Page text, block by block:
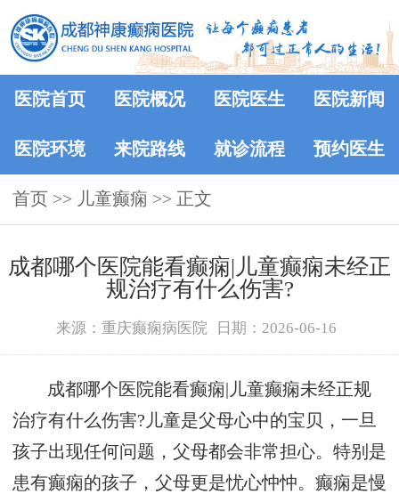
医院首页 医院概况 医院医生 医院新闻
医院环境 来院路线 就诊流程 预约医生
首页 >> 儿童癫痫 >> 正文
成都哪个医院能看癫痫|儿童癫痫未经正
规治疗有什么伤害?
来源：重庆癫痫病医院 日期：2026-06-16
成都哪个医院能看癫痫|儿童癫痫未经正规
治疗有什么伤害?儿童是父母心中的宝贝，一旦
孩子出现任何问题，父母都会非常担心。特别是
患有癫痫的孩子，父母更是忧心忡忡。癫痫是慢